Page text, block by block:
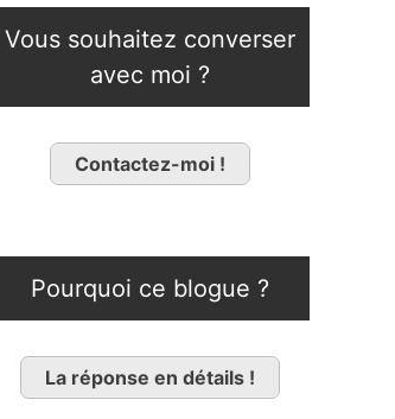
Vous souhaitez converser
avec moi ?
Contactez-moi !
Pourquoi ce blogue ?
La réponse en détails !